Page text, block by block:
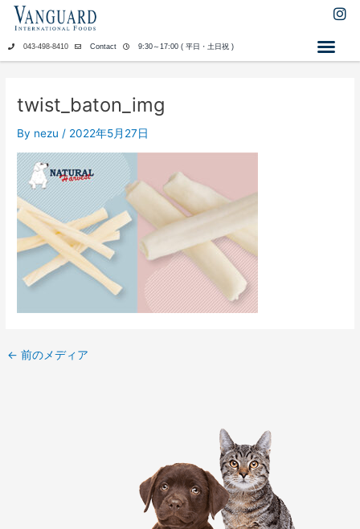
ス
I
043-498-8410 Contact 9:30～17:00 ( 平日・土日祝 )
twist_baton_img
By nezu / 2022年5月27日
← 前のメディア